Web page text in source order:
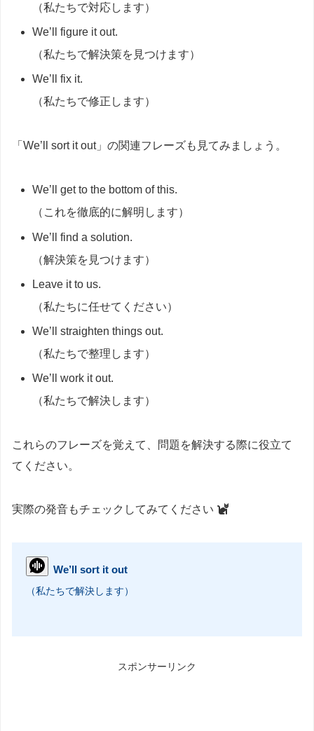
（私たちで対応します）
We’ll figure it out.
（私たちで解決策を見つけます）
We’ll fix it.
（私たちで修正します）
「We’ll sort it out」の関連フレーズも見てみましょう。
We’ll get to the bottom of this.
（これを徹底的に解明します）
We’ll find a solution.
（解決策を見つけます）
Leave it to us.
（私たちに任せてください）
We’ll straighten things out.
（私たちで整理します）
We’ll work it out.
（私たちで解決します）
これらのフレーズを覚えて、問題を解決する際に役立て
てください。
実際の発音もチェックしてみてください
We’ll sort it out
（私たちで解決します）
スポンサーリンク